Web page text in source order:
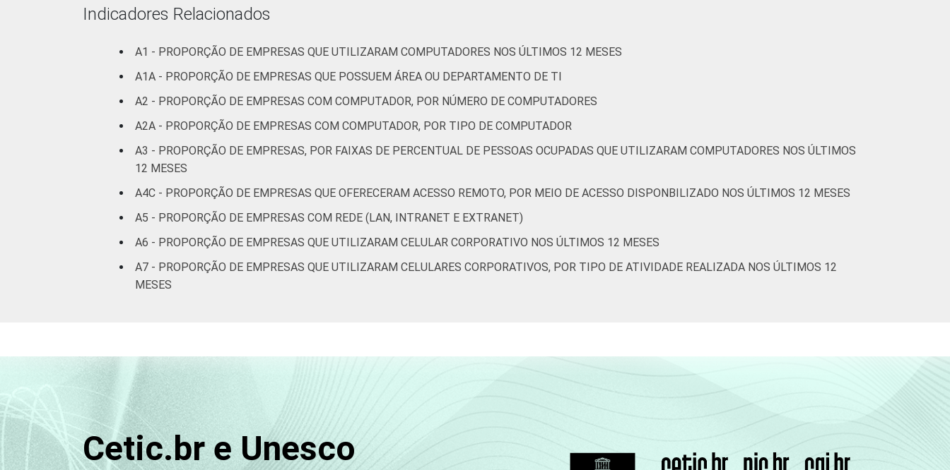
Artes, cultura, esporte e recreação; outras atividades de
serviços
CNAE 2.0 (C, F, G, H, I, J, L, M, N, R e S). Dados coletados entre setembro e dezembro de 2013.
Fonte: NIC.br - set/2013 a dez/2013
Indicadores Relacionados
A1 - PROPORÇÃO DE EMPRESAS QUE UTILIZARAM COMPUTADORES NOS ÚLTIMOS 12 MESES
A1A - PROPORÇÃO DE EMPRESAS QUE POSSUEM ÁREA OU DEPARTAMENTO DE TI
A2 - PROPORÇÃO DE EMPRESAS COM COMPUTADOR, POR NÚMERO DE COMPUTADORES
A2A - PROPORÇÃO DE EMPRESAS COM COMPUTADOR, POR TIPO DE COMPUTADOR
A3 - PROPORÇÃO DE EMPRESAS, POR FAIXAS DE PERCENTUAL DE PESSOAS OCUPADAS QUE UTILIZARAM COMPUTADORES NOS ÚLTIMOS
12 MESES
A4C - PROPORÇÃO DE EMPRESAS QUE OFERECERAM ACESSO REMOTO, ‏POR MEIO DE ACESSO DISPONBILIZADO NOS ÚLTIMOS 12 MESES
A5 - PROPORÇÃO DE EMPRESAS COM REDE (LAN, INTRANET E EXTRANET)
A6 - PROPORÇÃO DE EMPRESAS QUE UTILIZARAM CELULAR CORPORATIVO NOS ÚLTIMOS 12 MESES
A7 - PROPORÇÃO DE EMPRESAS QUE UTILIZARAM CELULARES CORPORATIVOS, POR TIPO DE ATIVIDADE REALIZADA NOS ÚLTIMOS 12
MESES
Cetic.br e Unesco